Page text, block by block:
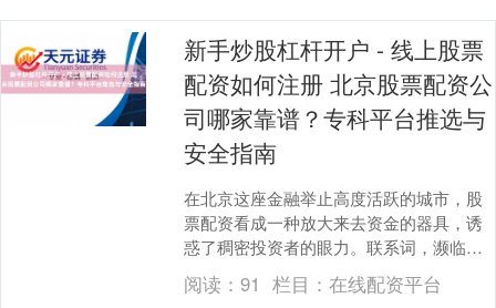
新手炒股杠杆开户 - 线上股票
配资如何注册 北京股票配资公
司哪家靠谱？专科平台推选与
安全指南
在北京这座金融举止高度活跃的城市，股
票配资看成一种放大来去资金的器具，诱
惑了稠密投资者的眼力。联系词，濒临商
场上林林总总标配资公司，若何甄别其可
靠性，遴荐一家专....
阅读：91 栏目： 在线配资平台